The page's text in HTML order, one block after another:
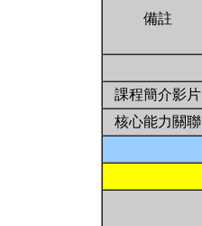
備註
課程簡介影片
核心能力關聯